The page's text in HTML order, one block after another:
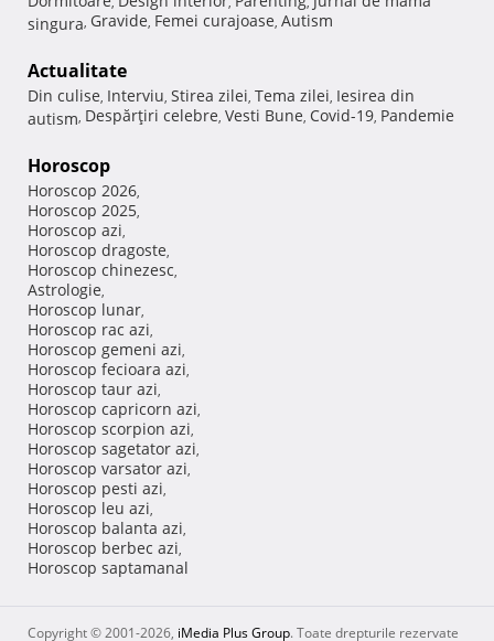
singura, Gravide, Femei curajoase, Autism
Actualitate
Din culise, Interviu, Stirea zilei, Tema zilei, Iesirea din
autism, Despărţiri celebre, Vesti Bune, Covid-19, Pandemie
Horoscop
Horoscop 2026,
Horoscop 2025,
Horoscop azi,
Horoscop dragoste,
Horoscop chinezesc,
Astrologie,
Horoscop lunar,
Horoscop rac azi,
Horoscop gemeni azi,
Horoscop fecioara azi,
Horoscop taur azi,
Horoscop capricorn azi,
Horoscop scorpion azi,
Horoscop sagetator azi,
Horoscop varsator azi,
Horoscop pesti azi,
Horoscop leu azi,
Horoscop balanta azi,
Horoscop berbec azi,
Horoscop saptamanal
Copyright © 2001-2026, iMedia Plus Group. Toate drepturile rezervate